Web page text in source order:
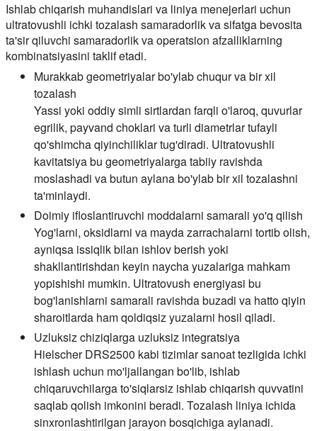
Ishlab chiqarish muhandislari va liniya menejerlari uchun
ultratovushli ichki tozalash samaradorlik va sifatga bevosita
ta'sir qiluvchi samaradorlik va operatsion afzalliklarning
kombinatsiyasini taklif etadi.
Murakkab geometriyalar bo'ylab chuqur va bir xil
tozalash
Yassi yoki oddiy simli sirtlardan farqli o'laroq, quvurlar
egrilik, payvand choklari va turli diametrlar tufayli
qo'shimcha qiyinchiliklar tug'diradi. Ultratovushli
kavitatsiya bu geometriyalarga tabiiy ravishda
moslashadi va butun aylana bo'ylab bir xil tozalashni
ta'minlaydi.
Doimiy ifloslantiruvchi moddalarni samarali yo'q qilish
Yog'larni, oksidlarni va mayda zarrachalarni tortib olish,
ayniqsa issiqlik bilan ishlov berish yoki
shakllantirishdan keyin naycha yuzalariga mahkam
yopishishi mumkin. Ultratovush energiyasi bu
bog'lanishlarni samarali ravishda buzadi va hatto qiyin
sharoitlarda ham qoldiqsiz yuzalarni hosil qiladi.
Uzluksiz chiziqlarga uzluksiz integratsiya
Hielscher DRS2500 kabi tizimlar sanoat tezligida ichki
ishlash uchun mo'ljallangan bo'lib, ishlab
chiqaruvchilarga to'siqlarsiz ishlab chiqarish quvvatini
saqlab qolish imkonini beradi. Tozalash liniya ichida
sinxronlashtirilgan jarayon bosqichiga aylanadi.